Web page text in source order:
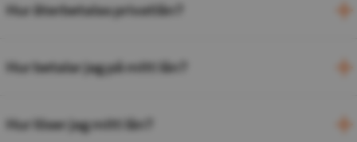
Hur återbetalas privatlån?
Hur betalar jag på mitt lån?
Hur löser jag mitt lån?